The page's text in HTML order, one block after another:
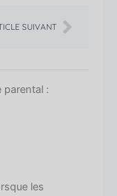
SUIVANT
parental :
les